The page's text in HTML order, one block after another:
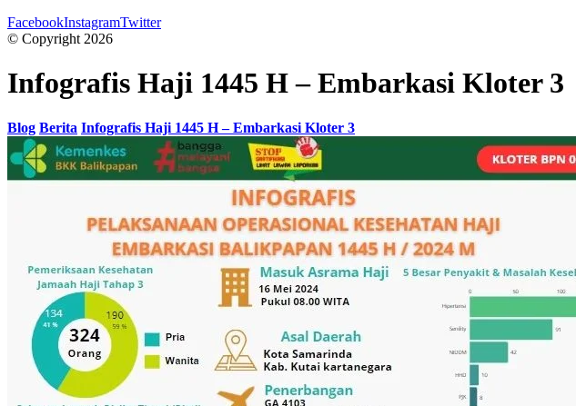
FacebookInstagramTwitter
© Copyright 2026
Infografis Haji 1445 H – Embarkasi Kloter 3
Blog Berita Infografis Haji 1445 H – Embarkasi Kloter 3